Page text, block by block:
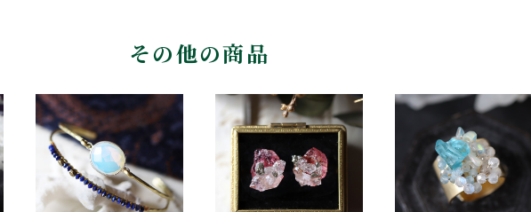
その他の商品